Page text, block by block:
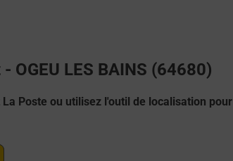
OGEU LES BAINS (64680)
Poste ou utilisez l'outil de localisation pour